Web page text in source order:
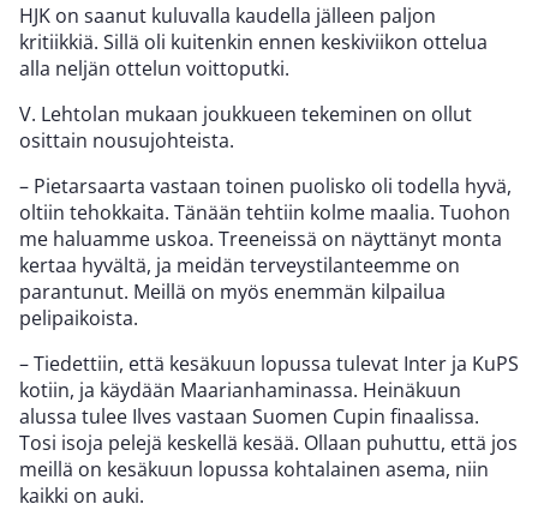
HJK on saanut kuluvalla kaudella jälleen paljon
kritiikkiä. Sillä oli kuitenkin ennen keskiviikon ottelua
alla neljän ottelun voittoputki.
V. Lehtolan mukaan joukkueen tekeminen on ollut
osittain nousujohteista.
– Pietarsaarta vastaan toinen puolisko oli todella hyvä,
oltiin tehokkaita. Tänään tehtiin kolme maalia. Tuohon
me haluamme uskoa. Treeneissä on näyttänyt monta
kertaa hyvältä, ja meidän terveystilanteemme on
parantunut. Meillä on myös enemmän kilpailua
pelipaikoista.
– Tiedettiin, että kesäkuun lopussa tulevat Inter ja KuPS
kotiin, ja käydään Maarianhaminassa. Heinäkuun
alussa tulee Ilves vastaan Suomen Cupin finaalissa.
Tosi isoja pelejä keskellä kesää. Ollaan puhuttu, että jos
meillä on kesäkuun lopussa kohtalainen asema, niin
kaikki on auki.